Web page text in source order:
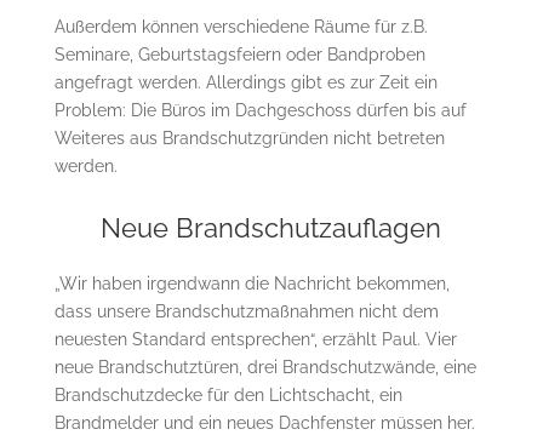
Außerdem können verschiedene Räume für z.B.
Seminare, Geburtstagsfeiern oder Bandproben
angefragt werden. Allerdings gibt es zur Zeit ein
Problem: Die Büros im Dachgeschoss dürfen bis auf
Weiteres aus Brandschutzgründen nicht betreten
werden.
Neue Brandschutzauflagen
„Wir haben irgendwann die Nachricht bekommen,
dass unsere Brandschutzmaßnahmen nicht dem
neuesten Standard entsprechen“, erzählt Paul. Vier
neue Brandschutztüren, drei Brandschutzwände, eine
Brandschutzdecke für den Lichtschacht, ein
Brandmelder und ein neues Dachfenster müssen her.